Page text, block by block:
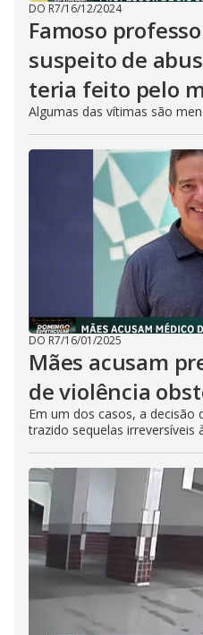
DO R7/16/12/2024
Famoso
suspeito de
teria feito pelo
Algumas das vítimas são
DO R7/16/01/2025
Mães acusam
de violência
Em um dos casos, a
trazido sequelas irreversíveis